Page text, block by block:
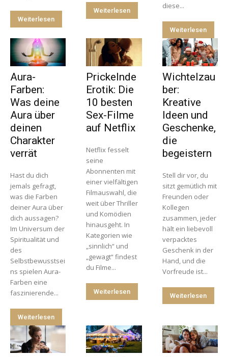
Weiterlesen
Weiterlesen
diese...
Weiterlesen
Aura-
Farben:
Was deine
Aura über
deinen
Charakter
verrät
Hast du dich
jemals gefragt,
was die Farben
deiner Aura über
dich aussagen?
Im Universum der
Spiritualität und
des
Selbstbewusstsei
ns spielen Aura-
Farben eine
faszinierende...
Weiterlesen
Prickelnde
Erotik: Die
10 besten
Sex-Filme
auf Netflix
Netflix fesselt
seine
Abonnenten mit
einer vielfältigen
Filmauswahl, die
weit über Thriller
und Komödien
hinausgeht. In
Kategorien wie
„sinnlich“ und
„gewagt“ findest
du Filme...
Weiterlesen
Wichtelzau
ber:
Kreative
Ideen und
Geschenke,
die
begeistern
Stell dir vor, du
sitzt gemütlich mit
Freunden oder
Kollegen
zusammen, jeder
hält ein liebevoll
verpacktes
Geschenk in der
Hand, und die
Vorfreude ist...
Weiterlesen